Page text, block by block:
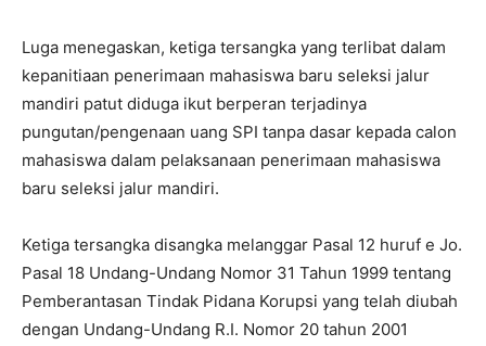
Luga menegaskan, ketiga tersangka yang terlibat dalam
kepanitiaan penerimaan mahasiswa baru seleksi jalur
mandiri patut diduga ikut berperan terjadinya
pungutan/pengenaan uang SPI tanpa dasar kepada calon
mahasiswa dalam pelaksanaan penerimaan mahasiswa
baru seleksi jalur mandiri.
Ketiga tersangka disangka melanggar Pasal 12 huruf e Jo.
Pasal 18 Undang-Undang Nomor 31 Tahun 1999 tentang
Pemberantasan Tindak Pidana Korupsi yang telah diubah
dengan Undang-Undang R.I. Nomor 20 tahun 2001